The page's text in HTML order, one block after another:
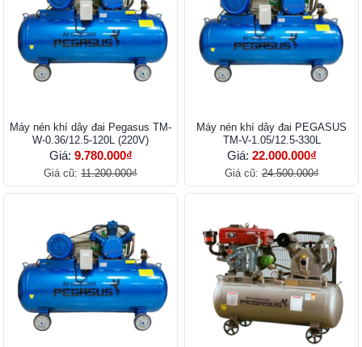
Máy nén khí dây đai Pegasus TM-
W-0.36/12.5-120L (220V)
Giá: 9.780.000₫
Giá cũ: 11.200.000₫
Máy nén khí dây đai PEGASUS
TM-V-1.05/12.5-330L
Giá: 22.000.000₫
Giá cũ:24.500.000₫